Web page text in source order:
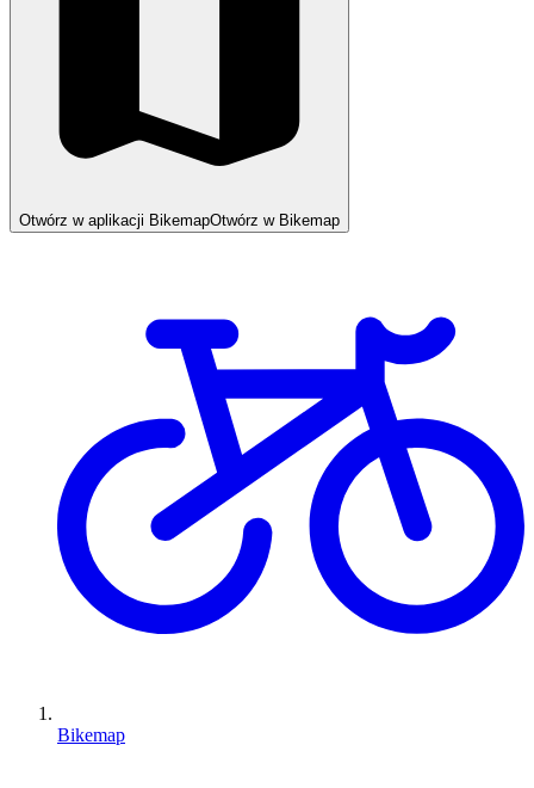
Otwórz w aplikacji BikemapOtwórz w Bikemap
Bikemap